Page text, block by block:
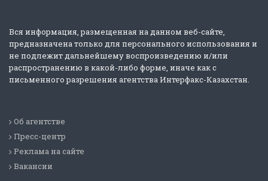
Вся информация, размещенная на данном веб-сайте,
предназначена только для персонального использования и
не подлежит дальнейшему воспроизведению и/или
распространению в какой-либо форме, иначе как с
письменного разрешения агентства Интерфакс-Казахстан.
Об агентстве
Пресс-центр
Реклама на сайте
Вакансии